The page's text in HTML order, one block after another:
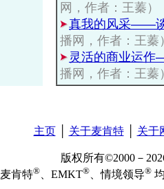
网，作者：王蓁）
真我的风采——
播网，作者：王蓁
灵活的商业运
播网，作者：王蓁
主页│ 关于麦肯特│ 关于
版权所有©2000－
麦肯特® 、EMKT® 、情境领导®